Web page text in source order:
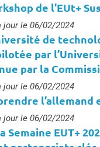
de l'EUt+
jour le 06/02/2024
de
par
par la
jour le 06/02/2024
jour le 06/02/2024
Semaine EUT+